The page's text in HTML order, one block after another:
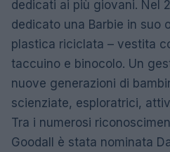
dedicati ai più giovani. Nel
dedicato una Barbie in suo
plastica riciclata – vestita
taccuino e binocolo. Un
nuove generazioni di
scienziate, esploratrici,
Tra i numerosi
Goodall è stata nominata